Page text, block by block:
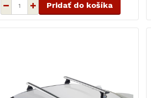
Pridať do košíka